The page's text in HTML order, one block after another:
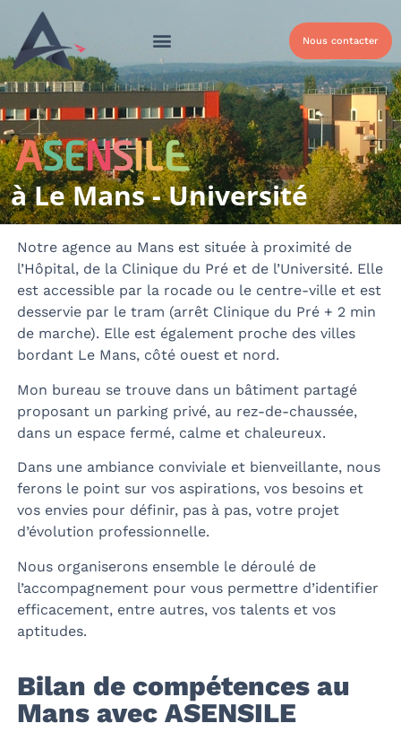
Nous contacter
à Le Mans - Université
Notre agence au Mans est située à proximité de
l’Hôpital, de la Clinique du Pré et de l’Université. Elle
est accessible par la rocade ou le centre-ville et est
desservie par le tram (arrêt Clinique du Pré + 2 min
de marche). Elle est également proche des villes
bordant Le Mans, côté ouest et nord.
Mon bureau se trouve dans un bâtiment partagé
proposant un parking privé, au rez-de-chaussée,
dans un espace fermé, calme et chaleureux.
Dans une ambiance conviviale et bienveillante, nous
ferons le point sur vos aspirations, vos besoins et
vos envies pour définir, pas à pas, votre projet
d’évolution professionnelle.
Nous organiserons ensemble le déroulé de
l’accompagnement pour vous permettre d’identifier
efficacement, entre autres, vos talents et vos
aptitudes.
Bilan de compétences au
Mans avec ASENSILE